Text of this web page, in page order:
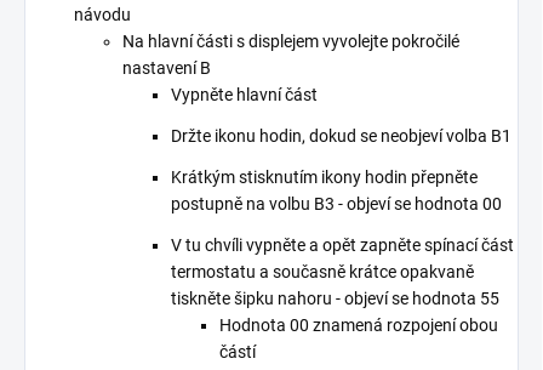
návodu
Na hlavní části s displejem vyvolejte pokročilé
nastavení B
Vypněte hlavní část
Držte ikonu hodin, dokud se neobjeví volba B1
Krátkým stisknutím ikony hodin přepněte
postupně na volbu B3 - objeví se hodnota 00
V tu chvíli vypněte a opět zapněte spínací část
termostatu a současně krátce opakvaně
tiskněte šipku nahoru - objeví se hodnota 55
Hodnota 00 znamená rozpojení obou
částí